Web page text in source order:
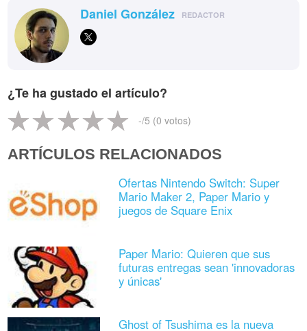
Daniel González REDACTOR
¿Te ha gustado el artículo?
-/5 (0 votos)
ARTÍCULOS RELACIONADOS
Ofertas Nintendo Switch: Super
Mario Maker 2, Paper Mario y
juegos de Square Enix
Paper Mario: Quieren que sus
futuras entregas sean 'innovadoras
y únicas'
Ghost of Tsushima es la nueva